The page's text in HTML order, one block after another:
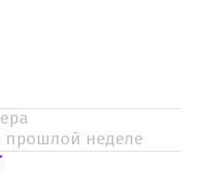
прошлой неделе